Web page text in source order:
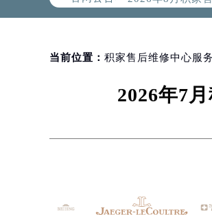
北京市朝阳区建
天津市和平区赤
上海市黄浦区南
盐城市盐都区
泰州市海陵区永
当前位置： 积家售后维修中心服务
2026年7